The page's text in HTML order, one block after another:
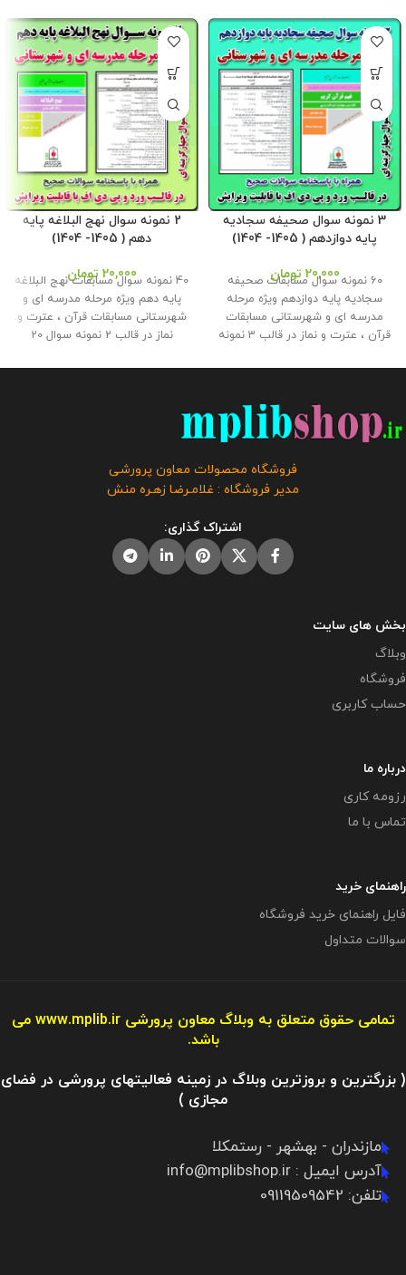
3 نمونه سوال صحیفه سجادیه
پایه دوازدهم ( 1405- 1404)
20,000 تومان
60 نمونه سوال مسابقات صحیفه
سجادیه پایه دوازدهم ویژه مرحله
مدرسه ای و شهرستانی مسابقات
قرآن ، عترت و نماز در قالب 3 نمونه
با پاسخنامه سوالات در قالب ورد و
دانش آموزان در فروشگاه محصولات
معاون پرورشی طراحی گردید . ویژه
سال تحصیلی 1405- 1404 حجم فایل
این محصول مختص
فروشگاه معاون پرورشی می باشد و
در صورت مشاهده مشابه آن در
حال استفاده هستند و مورد رضایت ما
نمی باشد .
2 نمونه سوال نهج البلاغه پایه
دهم ( 1405- 1404)
20,000 تومان
40 نمونه سوال مسابقات نهج البلاغه
پایه دهم ویژه مرحله مدرسه ای و
شهرستانی مسابقات قرآن ، عترت و
نماز در قالب 2 نمونه سوال 20
پاسخنامه سوالات در قالب ورد و پی
: 4 مگابایت
فروشگاه معاون پرورشی می باشد و
در صورت مشاهده مشابه آن در
حال استفاده هستند و مورد رضایت ما
نمی باشد .
فروشگاه محصولات معاون پرورشی
مدیر فروشگاه : غلامـرضا زهـره منش
اشتراک گذاری:
بخش های سایت
وبلاگ
فروشگاه
حساب کاربری
درباره ما
رزومه کاری
تماس با ما
راهنمای خرید
فایل راهنمای خرید فروشگاه
سوالات متداول
تمامی حقوق متعلق به وبلاگ معاون پرورشیwww.mplib.ir می
باشد.
( بزرگترین و بروزترین وبلاگ در زمینه فعالیتهای پرورشی در فضای
مجازی )
مازندران - بهشهر - رستمکلا
آدرس ایمیل : info@mplibshop.ir
تلفن: 09119509542​